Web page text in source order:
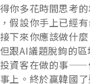
你多花時間思考
假設你手上已經
下來你應該做什
跟AI議題脫鉤的
資客在做的事——
上。終於贏韓國